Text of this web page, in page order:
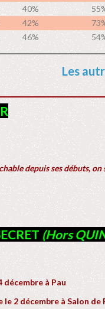
40%
42%
46%
Les
depuis ses débuts,
(Hors
décembre à Pau
le 2 décembre à Salon de